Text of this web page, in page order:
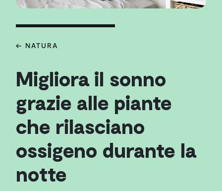
← NATURA
Migliora il sonno
grazie alle piante
che rilasciano
ossigeno durante la
notte